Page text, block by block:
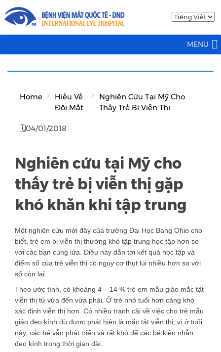
MENU
Home
Hiểu Về
Đôi Mắt
Nghiên Cứu Tại Mỹ Cho
Thấy Trẻ Bị Viễn Thị ...
🗓04/01/2018
Nghiên cứu tại Mỹ cho
thấy trẻ bị viễn thị gặp
khó khăn khi tập trung
Một nghiên cứu mới đây của trường Đại Học Bang Ohio cho
biết, trẻ em bị viễn thị thường khó tập trung học tập hơn so
với các bạn cùng lứa. Điều này dẫn tới kết quả học tập và
điểm số của trẻ viễn thị có nguy cơ thụt lùi nhiều hơn so với
số còn lại.
Theo ước tính, có khoảng 4 – 14 % trẻ em mẫu giáo mắc tật
viễn thị từ vừa đến vừa phải. Ở trẻ nhỏ tuổi hơn càng khó
xác định viễn thị hơn. Có nhiều tranh cãi về việc cho trẻ mẫu
giáo đeo kính dù được phát hiện là mắc tật viễn thị, vì ở tuổi
này, các bé vẫn phát triển và rất khó để các bé kiên nhẫn
đeo kính trong thời gian dài.